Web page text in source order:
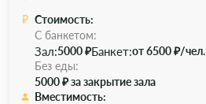
Стоимость:
С банкетом:
Зал:5000 ₽Банкет:от 6500 ₽/чел.
Без еды:
5000 ₽ за закрытие зала
Вместимость: